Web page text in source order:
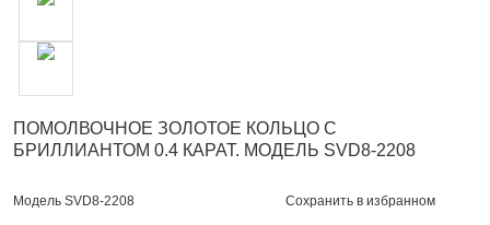
ПОМОЛВОЧНОЕ ЗОЛОТОЕ КОЛЬЦО С
БРИЛЛИАНТОМ 0.4 КАРАТ. МОДЕЛЬ SVD8-2208
Модель SVD8-2208 Сохранить в избранном